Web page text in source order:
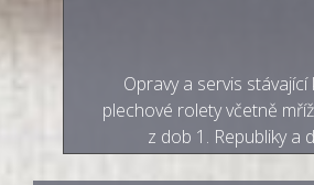
Opravy a servis stávající
plechové rolety včetně
z dob 1. Republiky a